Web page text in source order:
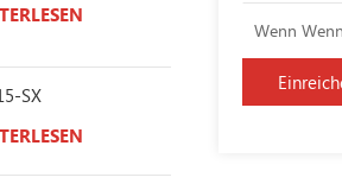
Wenn
SX